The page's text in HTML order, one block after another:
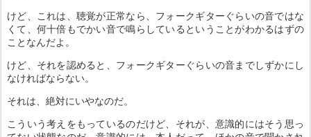
けど、これは、聴覚が正常なら、フォークギターぐらいの音ではな
くて、何十倍もでかい音で鳴らしているということがわかるはずの
ことなんだよ。
けど、それを認めると、フォークギターぐらいの音までしずかにし
なければならない。
それは、絶対にいやなのだ。
こういう考えをもっているのだけど、それが、意識的にはそう思っ